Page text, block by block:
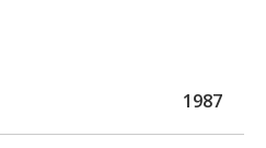
1987